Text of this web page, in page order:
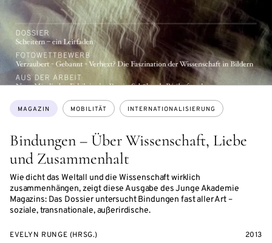
Bindungen – Über Wissenschaft, Liebe
und Zusammenhalt
Wie dicht das Weltall und die Wissenschaft wirklich
zusammenhängen, zeigt diese Ausgabe des Junge Akademie
Magazins: Das Dossier untersucht Bindungen fast aller Art –
soziale, transnationale, außerirdische.
Themen:
MAGAZIN MOBILITÄT INTERNATIONALISIERUNG
EVELYN RUNGE (HRSG.) 2013